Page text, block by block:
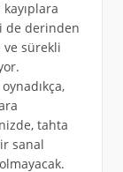
de derinden
sürekli
tahta
sanal